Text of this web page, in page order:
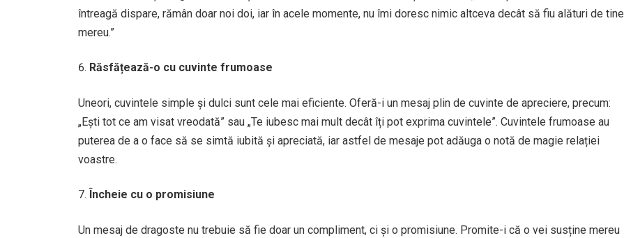
întreagă dispare, rămân doar noi doi, iar în acele momente, nu îmi doresc nimic altceva decât să fiu alături de tine
mereu.”
Răsfățează-o cu cuvinte frumoase
Uneori, cuvintele simple și dulci sunt cele mai eficiente. Oferă-i un mesaj plin de cuvinte de apreciere, precum:
„Ești tot ce am visat vreodată” sau „Te iubesc mai mult decât îți pot exprima cuvintele”. Cuvintele frumoase au
puterea de a o face să se simtă iubită și apreciată, iar astfel de mesaje pot adăuga o notă de magie relației
voastre.
Încheie cu o promisiune
Un mesaj de dragoste nu trebuie să fie doar un compliment, ci și o promisiune. Promite-i că o vei susține mereu